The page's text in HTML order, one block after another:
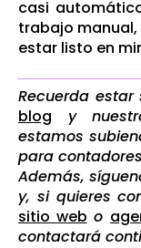
casi
trabajo
estar listo en
Recuerda
blog
y
estamos
para
Además,
y, si quieres
sitio web o
contactará